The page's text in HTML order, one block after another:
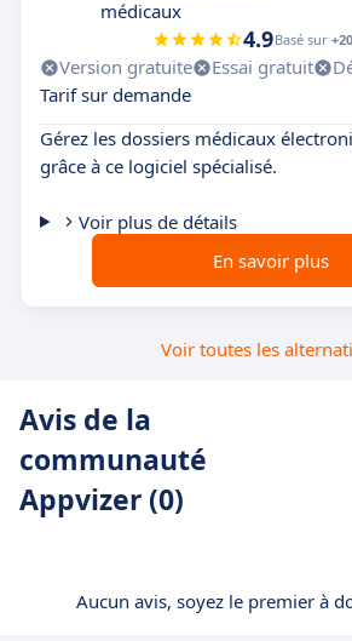
médicaux
4.9Basé sur
Version gratuite Essai gratuit
Tarif sur demande
Gérez les dossiers médicaux
grâce à ce logiciel spécialisé.
Voir plus de détails
En savoir plus
Voir toutes les
Avis de la
communauté
Appvizer (0)
Aucun avis, soyez le premier à